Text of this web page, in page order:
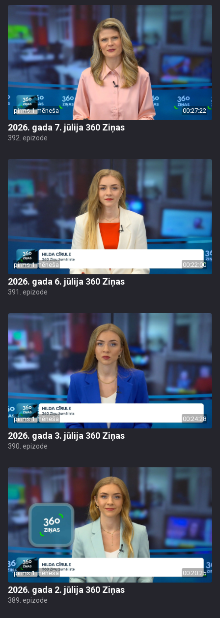
pirms 1 mēneša 00:27:22
2026. gada 7. jūlija 360 Ziņas
392. epizode
pirms 1 mēneša 00:22:00
2026. gada 6. jūlija 360 Ziņas
391. epizode
pirms 1 mēneša 00:24:28
2026. gada 3. jūlija 360 Ziņas
390. epizode
pirms 1 mēneša 00:20:25
2026. gada 2. jūlija 360 Ziņas
389. epizode